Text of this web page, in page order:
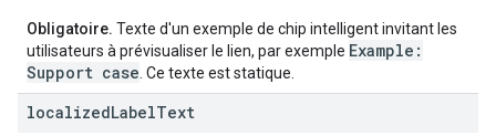
Obligatoire. Texte d'un exemple de chip intelligent invitant les
utilisateurs à prévisualiser le lien, par exemple Example:
Support case . Ce texte est statique.
localizedLabelText